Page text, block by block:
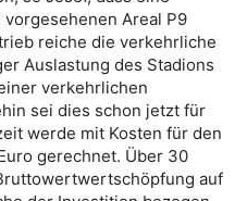
Areal P9
reiche die verkehrliche
Auslastung des Stadions
verkehrlichen
sei dies schon jetzt für
werde mit Kosten für den
gerechnet. Über 30
auf